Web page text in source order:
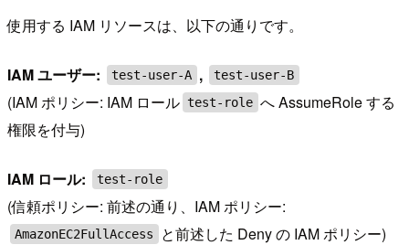
使用する IAM リソースは、以下の通りです。
IAM ユーザー: test-user-A , test-user-B
(IAM ポリシー: IAM ロール test-role へ AssumeRole する
権限を付与)
IAM ロール: test-role
(信頼ポリシー: 前述の通り、IAM ポリシー:
AmazonEC2FullAccess と前述した Deny の IAM ポリシー)